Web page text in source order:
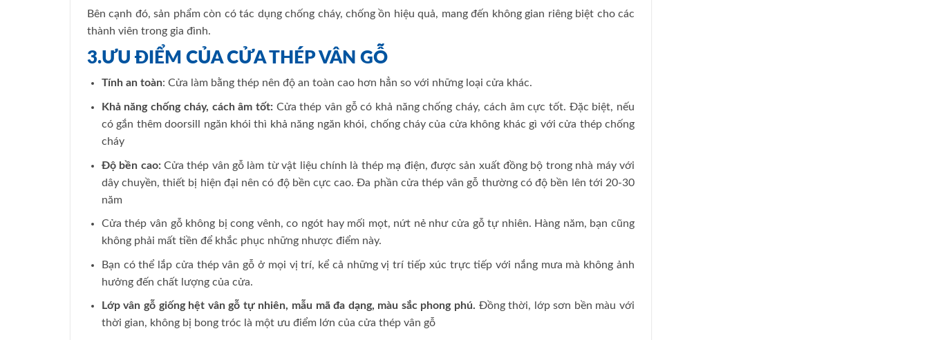
Bên cạnh đó, sản phẩm còn có tác dụng chống cháy, chống ồn hiệu quả, mang đến không gian riêng biệt cho các
thành viên trong gia đình.
3.ƯU ĐIỂM CỦACỬA THÉP VÂN GỖ
Tính an toàn: Cửa làm bằng thép nên độ an toàn cao hơn hẳn so với những loại cửa khác.
Khả năng chống cháy, cách âm tốt:Cửa thép vân gỗ có khả năng chống cháy, cách âm cực tốt. Đặc biệt, nếu
có gắn thêm doorsill ngăn khói thì khả năng ngăn khói, chống cháy của cửa không khác gì với cửa thép chống
cháy
Độ bền cao:Cửa thép vân gỗ làm từ vật liệu chính là thép mạ điện, được sản xuất đồng bộ trong nhà máy với
dây chuyền, thiết bị hiện đại nên có độ bền cực cao. Đa phần cửa thép vân gỗ thường có độ bền lên tới 20-30
năm
Cửa thép vân gỗ không bị cong vênh, co ngót hay mối mọt, nứt nẻ như cửa gỗ tự nhiên. Hàng năm, bạn cũng
không phải mất tiền để khắc phục những nhược điểm này.
Bạn có thể lắp cửa thép vân gỗ ở mọi vị trí, kể cả những vị trí tiếp xúc trực tiếp với nắng mưa mà không ảnh
hưởng đến chất lượng của cửa.
Lớp vân gỗ giống hệt vân gỗ tự nhiên, mẫu mã đa dạng, màu sắc phong phú. Đồng thời, lớp sơn bền màu với
thời gian, không bị bong tróc là một ưu điểm lớn của cửa thép vân gỗ